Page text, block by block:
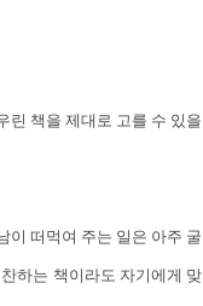
린 책을 제대로 고를 수 있을
이 떠먹여 주는 일은 아주 굴
하는 책이라도 자기에게 맞